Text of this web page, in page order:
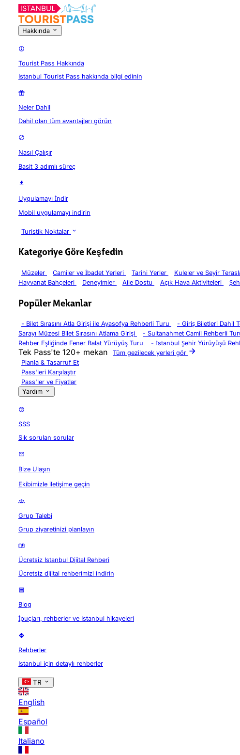
Hakkında
Tourist Pass Hakkında
Istanbul Tourist Pass hakkında bilgi edinin
Neler Dahil
Dahil olan tüm avantajları görün
Nasıl Çalışır
Basit 3 adımlı süreç
Uygulamayı İndir
Mobil uygulamayı indirin
Turistik Noktalar
Kategoriye Göre Keşfedin
Müzeler Camiler ve İbadet Yerleri Tarihi Yerler Kuleler ve Seyir
Hayvanat Bahçeleri
Deneyimler Aile Dostu Açık Hava Aktiviteleri
Popüler Mekanlar
- Bilet Sırasını Atla Girişi ile Ayasofya Rehberli Turu - Giriş Biletleri Dahil
Sarayı Müzesi Bilet Sırasını Atlama Girişi
- Sultanahmet Camii Rehberli
Rehber Eşliğinde Fener Balat Yürüyüş Turu
- İstanbul Şehir Yürüyüşü
Tek Pass'te 120+ mekan
Tüm gezilecek yerleri gör
Planla & Tasarruf Et
Pass'leri Karşılaştır
Pass'ler ve Fiyatlar
Yardım
SSS
Sık sorulan sorular
Bize Ulaşın
Ekibimizle iletişime geçin
Grup Talebi
Grup ziyaretinizi planlayın
Ücretsiz Istanbul Dijital Rehberi
Ücretsiz dijital rehberimizi indirin
Blog
İpuçları, rehberler ve Istanbul hikayeleri
Rehberler
Istanbul için detaylı rehberler
TR
English
Español
Italiano